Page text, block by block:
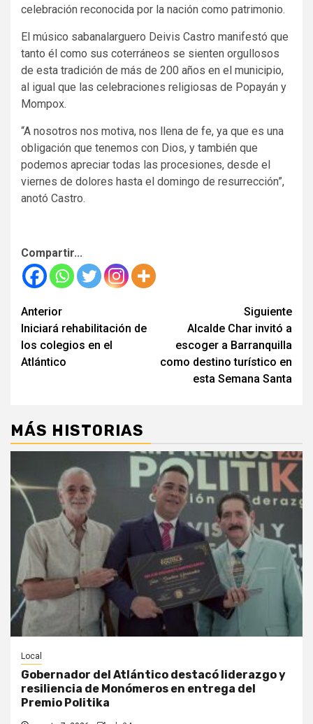
celebración reconocida por la nación como patrimonio.
El músico sabanalarguero Deivis Castro manifestó que
tanto él como sus coterráneos se sienten orgullosos
de esta tradición de más de 200 años en el municipio,
al igual que las celebraciones religiosas de Popayán y
Mompox.
“A nosotros nos motiva, nos llena de fe, ya que es una
obligación que tenemos con Dios, y también que
podemos apreciar todas las procesiones, desde el
viernes de dolores hasta el domingo de resurrección”,
anotó Castro.
Compartir...
Seguir
leyendo
Anterior
Iniciará rehabilitación de
los colegios en el
Atlántico
Siguiente
Alcalde Char invitó a
escoger a Barranquilla
como destino turístico en
esta Semana Santa
MÁS HISTORIAS
Local
Gobernador del Atlántico destacó liderazgo y
resiliencia de Monómeros en entrega del
Premio Politika